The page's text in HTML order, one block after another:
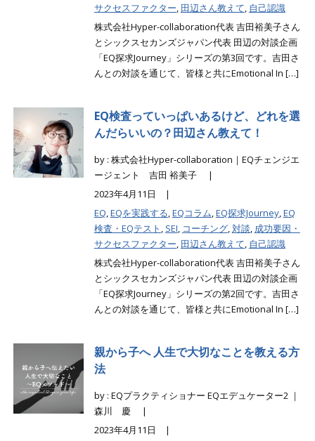
サクセスファクター, 田辺さん教えて, 自己認識
株式会社Hyper-collaboration代表 吉田裕美子さん
とシックスセカンズジャパン代表 田辺の対談企画
「EQ探求Journey」シリーズの第3回です。吉田さ
んとの対談を通じて、皆様と共にEmotional In […]
EQ検査っていっぱいあるけど、どれを選
んだらいいの？田辺さん教えて！
by : 株式会社Hyper-collaboration｜EQチェンジエ
ージェント 吉田 裕美子 |
2023年4月11日 |
EQ,EQを実践する,EQコラム,EQ探求Journey,EQ
検査・EQテスト , SEI, コーチング,対談, 成功要因・
サクセスファクター, 田辺さん教えて, 自己認識
株式会社Hyper-collaboration代表 吉田裕美子さん
とシックスセカンズジャパン代表 田辺の対談企画
「EQ探求Journey」シリーズの第2回です。吉田さ
んとの対談を通じて、皆様と共にEmotional In […]
親から子へ 人生で大切なことを教える方
法
by : EQプラクティショナー EQエデュケーター2 ｜
森川 慶 |
2023年4月11日 |